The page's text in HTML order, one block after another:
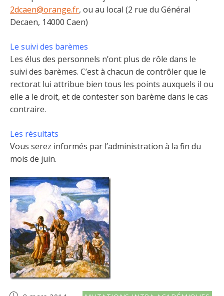
2dcaen@orange.fr, ou au local (2 rue du Général
Decaen, 14000 Caen)
Le suivi des barèmes
Les élus des personnels n’ont plus de rôle dans le
suivi des barèmes. C’est à chacun de contrôler que le
rectorat lui attribue bien tous les points auxquels il ou
elle a le droit, et de contester son barème dans le cas
contraire.
Les résultats
Vous serez informés par l’administration à la fin du
mois de juin.